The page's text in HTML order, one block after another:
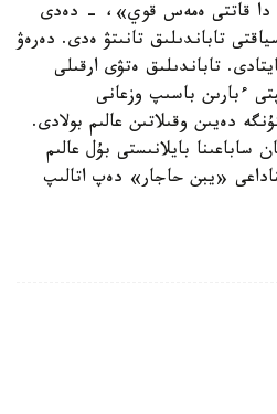
دا قاتتى ەمەس قوي»، - دەدى
تاباندىلىق تانىتۋ ەدى. دەرەۋ
تاباندىلىق ەتۋى ارقىلى
ءبارىن باسىپ وزعانى
دەيىن وقىلاتىن عالىم بولادى.
بايلانىستى بۇل عالىم
«يبن حاجار» دەپ اتالىپ